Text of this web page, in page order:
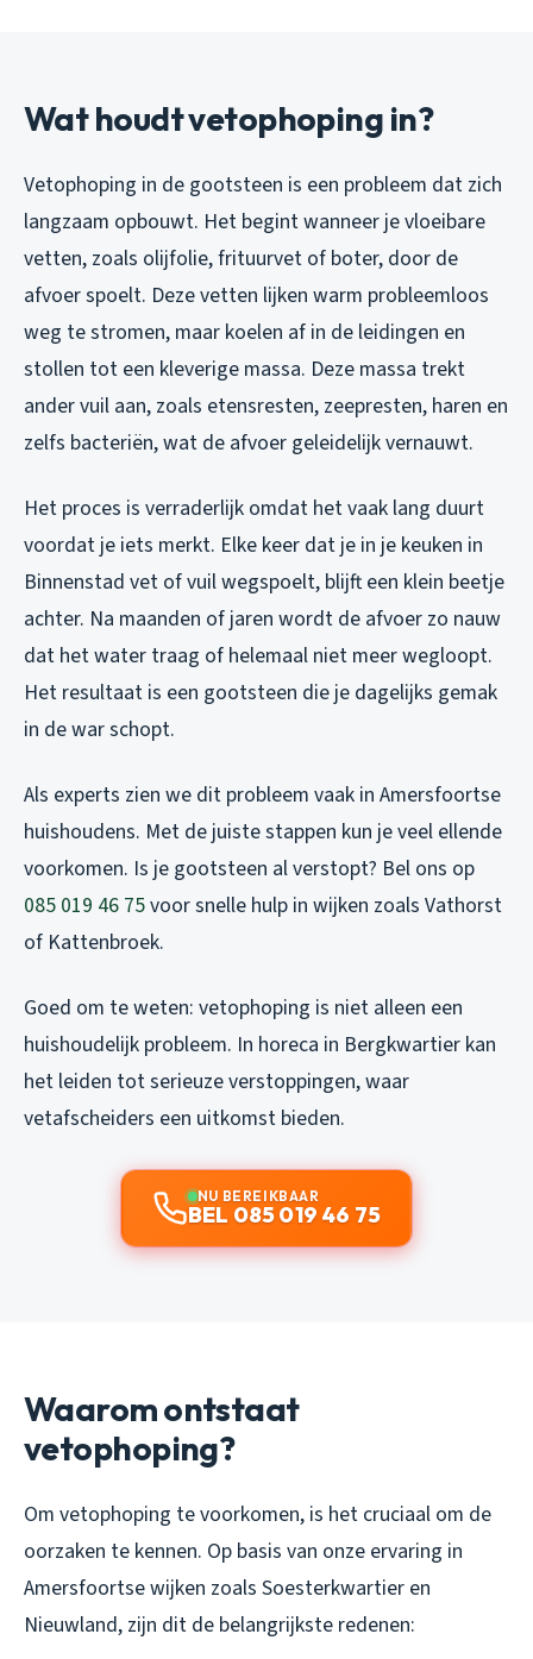
Wat houdt vetophoping in?
Vetophoping in de gootsteen is een probleem dat zich
langzaam opbouwt. Het begint wanneer je vloeibare
vetten, zoals olijfolie, frituurvet of boter, door de
afvoer spoelt. Deze vetten lijken warm probleemloos
weg te stromen, maar koelen af in de leidingen en
stollen tot een kleverige massa. Deze massa trekt
ander vuil aan, zoals etensresten, zeepresten, haren en
zelfs bacteriën, wat de afvoer geleidelijk vernauwt.
Het proces is verraderlijk omdat het vaak lang duurt
voordat je iets merkt. Elke keer dat je in je keuken in
Binnenstad vet of vuil wegspoelt, blijft een klein beetje
achter. Na maanden of jaren wordt de afvoer zo nauw
dat het water traag of helemaal niet meer wegloopt.
Het resultaat is een gootsteen die je dagelijks gemak
in de war schopt.
Als experts zien we dit probleem vaak in Amersfoortse
huishoudens. Met de juiste stappen kun je veel ellende
voorkomen. Is je gootsteen al verstopt? Bel ons op
085 019 46 75voor snelle hulp in wijken zoals Vathorst
of Kattenbroek.
Goed om te weten: vetophoping is niet alleen een
huishoudelijk probleem. In horeca in Bergkwartier kan
het leiden tot serieuze verstoppingen, waar
vetafscheiders een uitkomst bieden.
NU BEREIKBAAR
BEL 085 019 46 75
Waarom ontstaat
vetophoping?
Om vetophoping te voorkomen, is het cruciaal om de
oorzaken te kennen. Op basis van onze ervaring in
Amersfoortse wijken zoals Soesterkwartier en
Nieuwland, zijn dit de belangrijkste redenen: